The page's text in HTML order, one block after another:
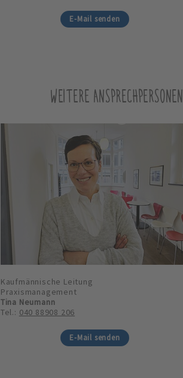
E-Mail senden
WEITERE ANSPRECHPERSONEN
Kaufmännische Leitung
Praxismanagement
Tina Neumann
Tel.: 040 88908 206
E-Mail senden